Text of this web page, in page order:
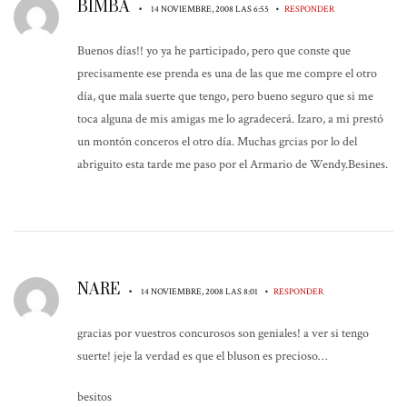
BIMBA • 14 NOVIEMBRE, 2008 LAS 6:55 • RESPONDER
Buenos días!! yo ya he participado, pero que conste que
precisamente ese prenda es una de las que me compre el otro
día, que mala suerte que tengo, pero bueno seguro que si me
toca alguna de mis amigas me lo agradecerá. Izaro, a mi prestó
un montón conceros el otro día. Muchas grcias por lo del
abriguito esta tarde me paso por el Armario de Wendy.Besines.
NARE • 14 NOVIEMBRE, 2008 LAS 8:01 • RESPONDER
gracias por vuestros concurosos son geniales! a ver si tengo
suerte! jeje la verdad es que el bluson es precioso…
besitos